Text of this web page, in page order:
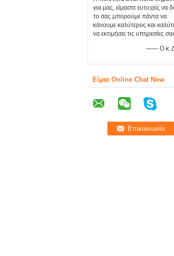
για μας, είμαστε ευτυχείς να
το σας μπορούμε πάντα να
κάνουμε καλύτερος και
να εκτιμήσει τις υπηρεσίες
—— Ο κ.
Είμαι Online Chat Now